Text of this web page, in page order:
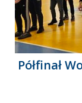
Półfinał